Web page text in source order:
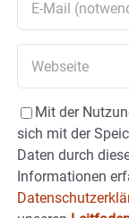
Mit der
sich mit der
Daten durch
Informationen